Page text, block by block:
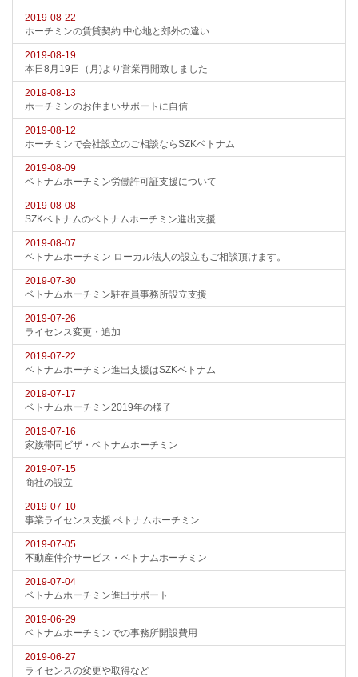
2019-08-22
ホーチミンの賃貸契約 中心地と郊外の違い
2019-08-19
本日8月19日（月)より営業再開致しました
2019-08-13
ホーチミンのお住まいサポートに自信
2019-08-12
ホーチミンで会社設立のご相談ならSZKベトナム
2019-08-09
ベトナムホーチミン労働許可証支援について
2019-08-08
SZKベトナムのベトナムホーチミン進出支援
2019-08-07
ベトナムホーチミン ローカル法人の設立もご相談頂けます。
2019-07-30
ベトナムホーチミン駐在員事務所設立支援
2019-07-26
ライセンス変更・追加
2019-07-22
ベトナムホーチミン進出支援はSZKベトナム
2019-07-17
ベトナムホーチミン2019年の様子
2019-07-16
家族帯同ビザ・ベトナムホーチミン
2019-07-15
商社の設立
2019-07-10
事業ライセンス支援 ベトナムホーチミン
2019-07-05
不動産仲介サービス・ベトナムホーチミン
2019-07-04
ベトナムホーチミン進出サポート
2019-06-29
ベトナムホーチミンでの事務所開設費用
2019-06-27
ライセンスの変更や取得など